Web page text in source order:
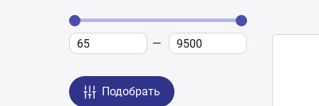
Подобрать